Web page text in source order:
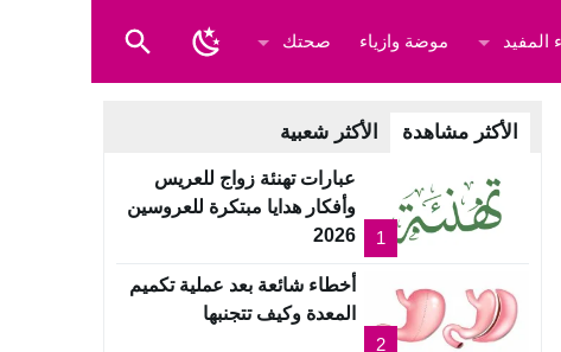
المفيد موضة وازياء صحتك
الأكثر مشاهدة الأكثر شعبية
1
عبارات تهنئة زواج للعريس
وأفكار هدايا مبتكرة للعروسين
2026
2
أخطاء شائعة بعد عملية تكميم
المعدة وكيف تتجنبها